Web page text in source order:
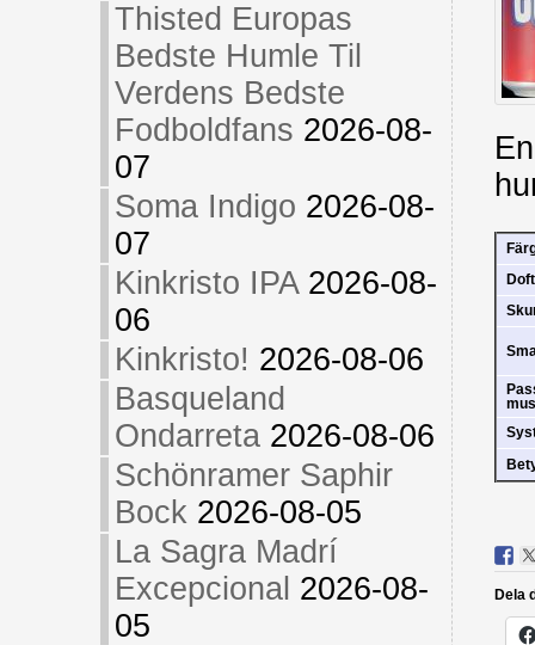
Thisted Europas
Bedste Humle Til
Verdens Bedste
Fodboldfans 2026-08-
07
Soma Indigo 2026-08-
07
Kinkristo IPA 2026-08-
06
Kinkristo! 2026-08-06
Basqueland
Ondarreta 2026-08-06
Schönramer Saphir
Bock 2026-08-05
La Sagra Madrí
Excepcional 2026-08-
05
Doft
Dela